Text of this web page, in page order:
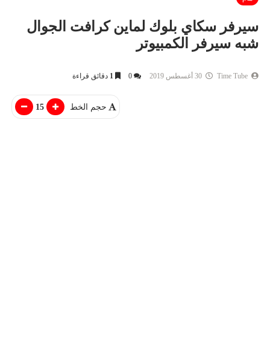
التعليم
سيرفر سكاي بلوك لماين كرافت الجوال
شبه سيرفر الكمبيوتر
Time Tube
0
1 دقائق قراءة
حجم الخط 15